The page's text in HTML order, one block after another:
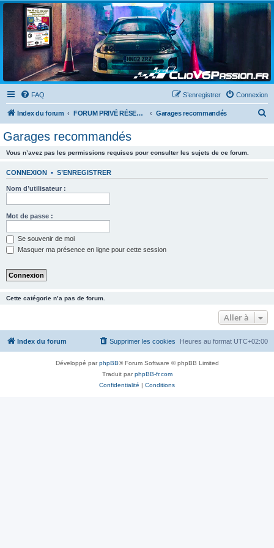
Clio V6 Passion
Le site français des passionnés de Clio V6
FAQ Connexion
S’enregistrer
Index du forum FORUM PRIVÉ RÉSERVÉ AUX MEMBRES DU CLUB Garages recommandés
Garages recommandés
Vous n’avez pas les permissions requises pour consulter les sujets de ce forum.
CONNEXION • S’ENREGISTRER
Nom d’utilisateur :
Mot de passe :
Se souvenir de moi
Masquer ma présence en ligne pour cette session
Cette catégorie n’a pas de forum.
Aller à
Index du forum Heures au format UTC+02:00
Supprimer les cookies
Développé parphpBB® Forum Software © phpBB Limited
Traduit parphpBB-fr.com
Confidentialité | Conditions